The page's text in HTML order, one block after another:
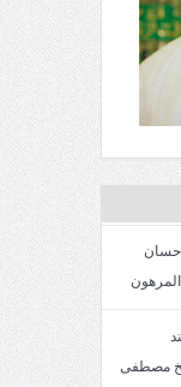
٦- عمل الإحسان
عند
سماحة الشيخ مصطفى